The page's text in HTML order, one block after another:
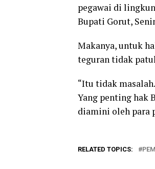
pegawai di
Bupati Gorut,
Makanya, untuk
teguran tidak
“Itu tidak
Yang penting hak
diamini oleh para
RELATED TOPICS: